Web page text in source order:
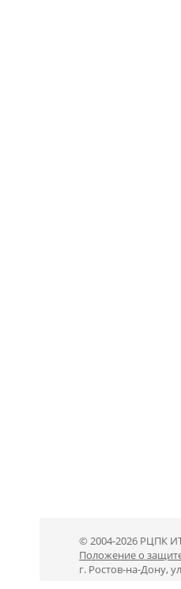
© 2004-2026 РЦПК
Положение о
г. Ростов-на-Дону,